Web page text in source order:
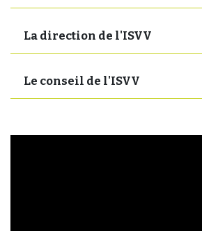
La direction de l'ISVV
Le conseil de l'ISVV